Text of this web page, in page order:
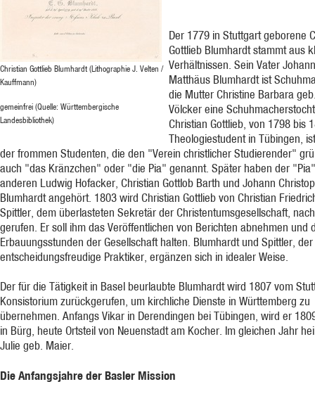
Christian Gottlieb Blumhardt (Lithographie J. Velten /
Kauffmann)
gemeinfrei (Quelle: Württembergische
Landesbibliothek)
Der 1779 in Stuttgart geborene
Gottlieb Blumhardt stammt aus
Verhältnissen. Sein Vater Johann
Matthäus Blumhardt ist
die Mutter Christine Barbara
Völcker eine
Christian Gottlieb, von 1798 bis
Theologiestudent in Tübingen,
der frommen Studenten, die den "Verein christlicher Studierender"
auch "das Kränzchen" oder "die Pia" genannt. Später haben der
anderen Ludwig Hofacker, Christian Gottlob Barth und Johann
Blumhardt angehört. 1803 wird Christian Gottlieb von Christian
Spittler, dem überlasteten Sekretär der Christentumsgesellschaft,
gerufen. Er soll ihm das Veröffentlichen von Berichten abnehmen und
Erbauungsstunden der Gesellschaft halten. Blumhardt und Spittler, der
entscheidungsfreudige Praktiker, ergänzen sich in idealer Weise.
Der für die Tätigkeit in Basel beurlaubte Blumhardt wird 1807 vom
Konsistorium zurückgerufen, um kirchliche Dienste in Württemberg zu
übernehmen. Anfangs Vikar in Derendingen bei Tübingen, wird er
in Bürg, heute Ortsteil von Neuenstadt am Kocher. Im gleichen Jahr
Julie geb. Maier.
Die Anfangsjahre der Basler Mission